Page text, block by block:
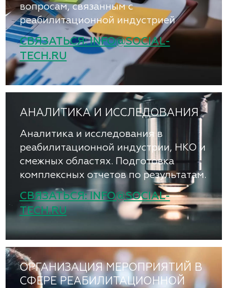
вопросам, связанным с
реабилитационной индустрией
СВЯЗАТЬСЯ: INFO@SOCIAL-
TECH.RU
АНАЛИТИКА И ИССЛЕДОВАНИЯ
Аналитика и исследования в
реабилитационной индустрии, НКО и
смежных областях. Подготовка
комплексных отчетов по результатам.
СВЯЗАТЬСЯ: INFO@SOCIAL-
TECH.RU
ОРГАНИЗАЦИЯ МЕРОПРИЯТИЙ В
СФЕРЕ РЕАБИЛИТАЦИОННОЙ